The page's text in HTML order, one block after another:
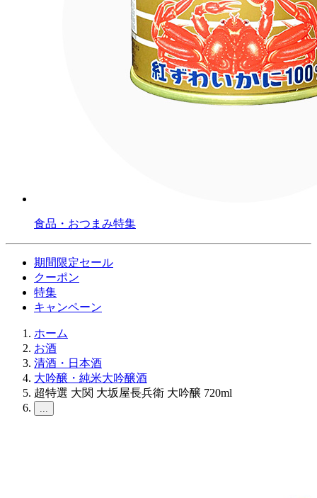
食品・おつまみ特集
期間限定セール
クーポン
特集
キャンペーン
ホーム
お酒
清酒・日本酒
大吟醸・純米大吟醸酒
超特選 大関 大坂屋長兵衛 大吟醸 720ml
...